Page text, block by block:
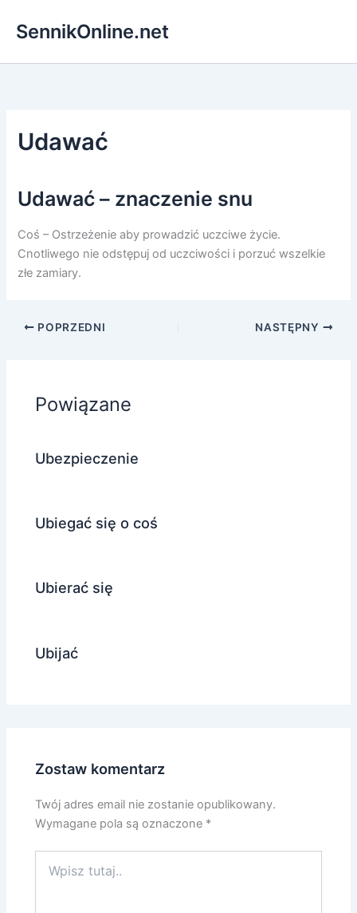
SennikOnline.net
Udawać
Udawać – znaczenie snu
Coś – Ostrzeżenie aby prowadzić uczciwe życie.
Cnotliwego nie odstępuj od uczciwości i porzuć wszelkie
złe zamiary.
POPRZEDNI NASTĘPNY
Powiązane
Ubezpieczenie
Ubiegać się o coś
Ubierać się
Ubijać
Zostaw komentarz
Twój adres email nie zostanie opublikowany.
Wymagane pola są oznaczone *
tutaj..